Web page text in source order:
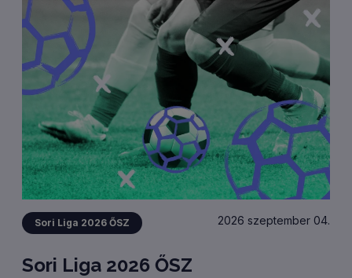
Sori Liga 2026 ŐSZ 2026 szeptember 04.
Sori Liga 2026 ŐSZ